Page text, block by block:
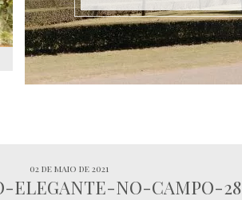
02 de maio de 2021
ELEGANTE-NO-CAMPO-28